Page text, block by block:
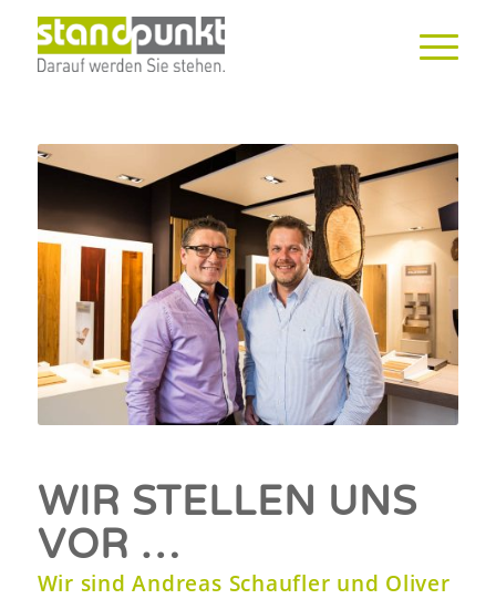
WIR STELLEN UNS
VOR …
Wir sind Andreas Schaufler und Oliver